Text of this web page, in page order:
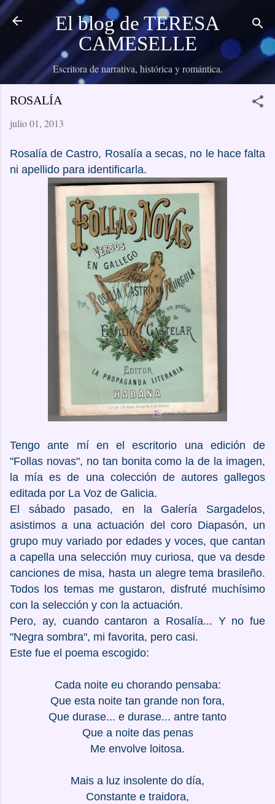
Ir al contenido principal
El blog de TERESA
CAMESELLE
Escritora de narrativa, histórica y romántica.
ROSALÍA
julio 01, 2013
Rosalía de Castro, Rosalía a secas, no le hace falta
ni apellido para identificarla.
Tengo ante mí en el escritorio una edición de
"Follas novas", no tan bonita como la de la imagen,
la mía es de una colección de autores gallegos
editada por La Voz de Galicia.
El sábado pasado, en la Galería Sargadelos,
asistimos a una actuación del coro Diapasón, un
grupo muy variado por edades y voces, que cantan
a capella una selección muy curiosa, que va desde
canciones de misa, hasta un alegre tema brasileño.
Todos los temas me gustaron, disfruté muchísimo
con la selección y con la actuación.
Pero, ay, cuando cantaron a Rosalía... Y no fue
"Negra sombra", mi favorita, pero casi.
Este fue el poema escogido:
Cada noite eu chorando pensaba:
Que esta noite tan grande non fora,
Que durase... e durase... antre tanto
Que a noite das penas
Me envolve loitosa.
Mais a luz insolente do día,
Constante e traidora,